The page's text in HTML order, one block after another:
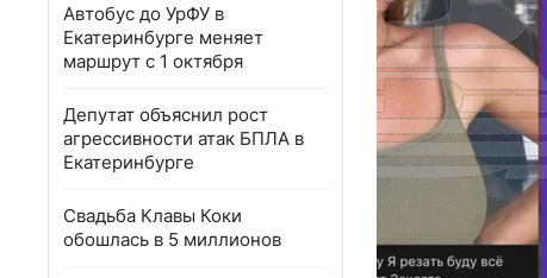
Автобус до УрФУ в
Екатеринбурге меняет
маршрут с 1 октября
Депутат объяснил рост
агрессивности атак БПЛА в
Екатеринбурге
Свадьба Клавы Коки
обошлась в 5 миллионов